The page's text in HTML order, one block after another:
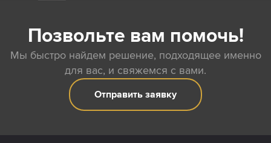
Позвольте вам помочь!
Мы быстро найдем решение, подходящее именно
для вас, и свяжемся с вами.
Отправить заявку